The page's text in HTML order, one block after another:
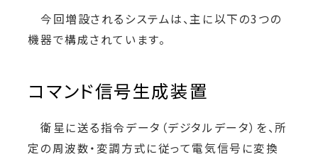
今回増設されるシステムは、主に以下の3つの
機器で構成されています。
コマンド信号生成装置
衛星に送る指令データ（デジタルデータ）を、所
定の周波数・変調方式に従って電気信号に変換